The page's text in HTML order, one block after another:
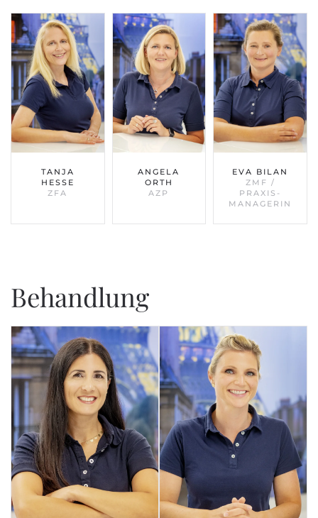
TANJA
HESSE
ZFA
ANGELA
ORTH
AZP
EVA BILAN
ZMF /
PRAXIS-
MANAGERIN
Behandlung